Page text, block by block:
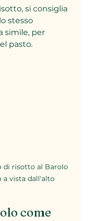
si consiglia
stesso
simile, per
pasto.
di risotto al Barolo
a vista dall'alto
come